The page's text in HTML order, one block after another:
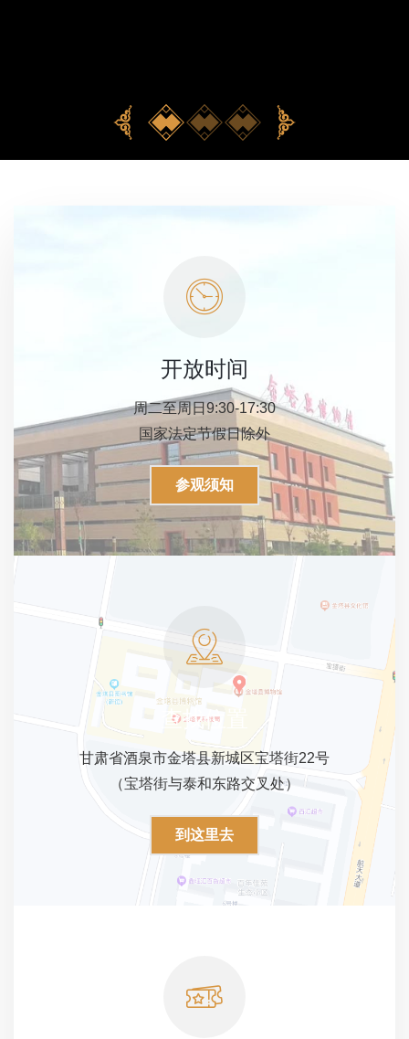
开放时间
周二至周日9:30-17:30
国家法定节假日除外
参观须知
查找位置
甘肃省酒泉市金塔县新城区宝塔街22号
（宝塔街与泰和东路交叉处）
到这里去